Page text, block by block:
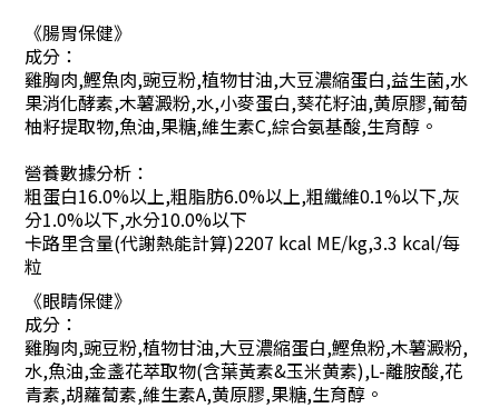
《腸胃保健》
成分：
雞胸肉,鰹魚肉,豌豆粉,植物甘油,大豆濃縮蛋白,益生菌,水
果消化酵素,木薯澱粉,水,小麥蛋白,葵花籽油,黄原膠,葡萄
柚籽提取物,魚油,果糖,維生素C,綜合氨基酸,生育醇。
營養數據分析：
粗蛋白16.0%以上,粗脂肪6.0%以上,粗纖維0.1%以下,灰
分1.0%以下,水分10.0%以下
卡路里含量(代謝熱能計算)2207 kcal ME/kg,3.3 kcal/每
粒
《眼睛保健》
成分：
雞胸肉,豌豆粉,植物甘油,大豆濃縮蛋白,鰹魚粉,木薯澱粉,
水,魚油,金盞花萃取物(含葉黃素&玉米黄素),L-離胺酸,花
青素,胡蘿蔔素,維生素A,黄原膠,果糖,生育醇。